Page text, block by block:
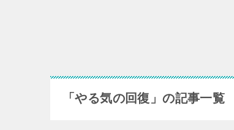
「やる気の回復」の記事一覧